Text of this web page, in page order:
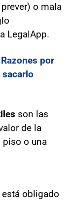
o mala
LegalApp.
por
son las
de la
piso o una
está obligado